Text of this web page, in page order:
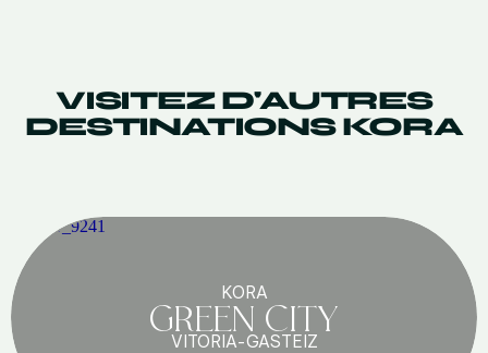
VISITEZ D'AUTRES
DESTINATIONS KORA
KORA
GREEN CITY
VITORIA-GASTEIZ